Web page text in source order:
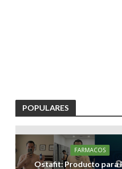
POPULARES
FARMACOS
Ostafit: Producto para